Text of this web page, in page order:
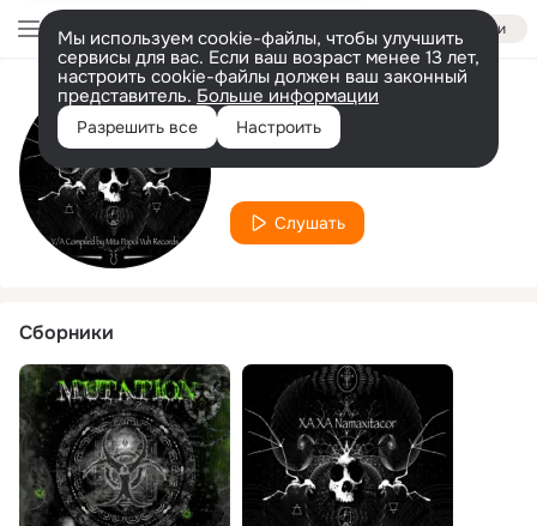
Войти
Мы используем cookie-файлы, чтобы улучшить
сервисы для вас. Если ваш возраст менее 13 лет,
настроить cookie-файлы должен ваш законный
представитель. Больше информации
Разрешить все Настроить
Исполнитель
Luuli
Слушать
Сборники